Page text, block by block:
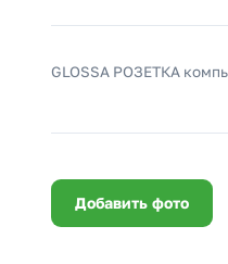
GLOSSA РОЗЕТКА
Добавить фото